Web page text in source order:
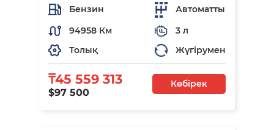
Бензин
Автоматты
94958 Км
3 л
Толық
Жүгірумен
₸45 559 313
$97 500
Көбірек